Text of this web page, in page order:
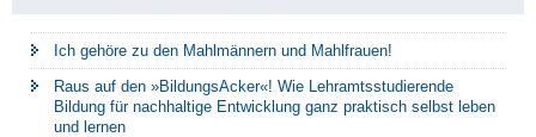
Ich gehöre zu den Mahlmännern und Mahlfrauen!
Raus auf den »BildungsAcker«! Wie Lehramtsstudierende
Bildung für nachhaltige Entwicklung ganz praktisch selbst leben
und lernen